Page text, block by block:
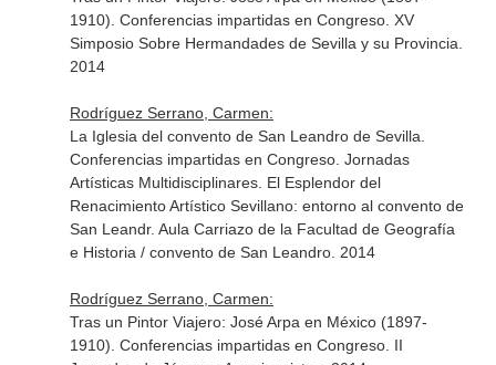
1910). Conferencias impartidas en Congreso. XV
Simposio Sobre Hermandades de Sevilla y su Provincia.
2014
Rodríguez Serrano, Carmen:
La Iglesia del convento de San Leandro de Sevilla.
Conferencias impartidas en Congreso. Jornadas
Artísticas Multidisciplinares. El Esplendor del
Renacimiento Artístico Sevillano: entorno al convento de
San Leandr. Aula Carriazo de la Facultad de Geografía
e Historia / convento de San Leandro. 2014
Rodríguez Serrano, Carmen:
Tras un Pintor Viajero: José Arpa en México (1897-
1910). Conferencias impartidas en Congreso. II